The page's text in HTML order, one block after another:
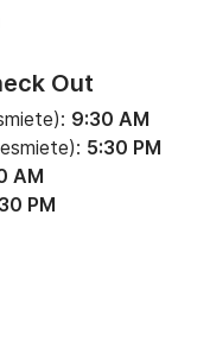
Out
9:30 AM
5:30 PM
AM
PM